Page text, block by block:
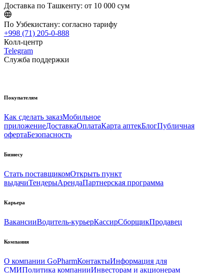
Доставка по Ташкенту: от 10 000 сум
По Узбекистану: согласно тарифу
+998 (71) 205-0-888
Колл-центр
Telegram
Служба поддержки
Покупателям
Как сделать заказМобильное
приложениеДоставкаОплатаКарта аптекБлогПубличная
офертаБезопасность
Бизнесу
Стать поставщикомОткрыть пункт
выдачиТендерыАрендаПартнерская программа
Карьера
ВакансииВодитель-курьерКассирСборщикПродавец
Компания
О компании GoPharmКонтактыИнформация для
СМИПолитика компанииИнвесторам и акционерам